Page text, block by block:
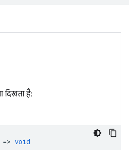
दिखता है:
=> void